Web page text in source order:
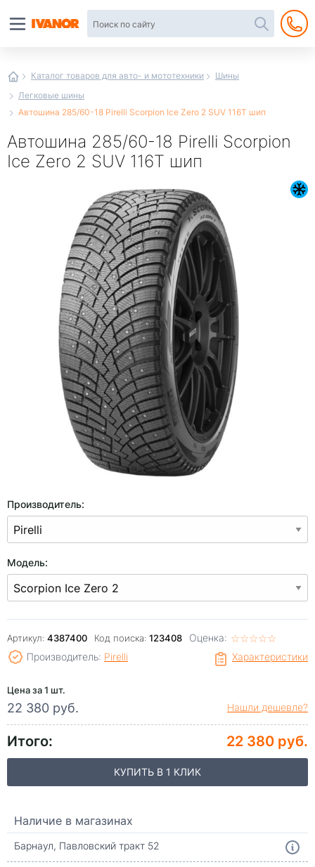
Каталог товаров для авто- и мототехники
Шины
Легковые шины
Автошина 285/60-18 Pirelli Scorpion Ice Zero 2 SUV 116T шип
Автошина 285/60-18 Pirelli Scorpion
Ice Zero 2 SUV 116T шип
Производитель:
Модель:
Артикул: 4387400 Код поиска: 123408 Оценка: ☆☆☆☆☆
★★★★★
Характеристики
Производитель: Pirelli
Цена за 1 шт.
22 380 руб. Нашли дешевле?
Итого: 22 380 руб.
КУПИТЬ В 1 КЛИК
Наличие в магазинах
Барнаул, Павловский тракт 52
интернет-